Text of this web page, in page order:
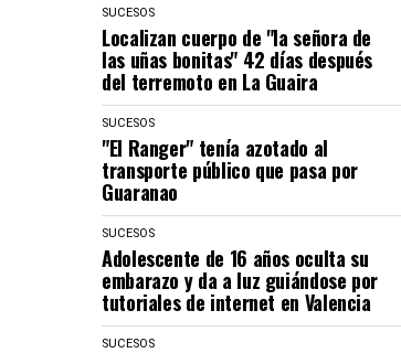
SUCESOS
Localizan cuerpo de "la señora de
las uñas bonitas" 42 días después
del terremoto en La Guaira
SUCESOS
"El Ranger" tenía azotado al
transporte público que pasa por
Guaranao
SUCESOS
Adolescente de 16 años oculta su
embarazo y da a luz guiándose por
tutoriales de internet en Valencia
SUCESOS